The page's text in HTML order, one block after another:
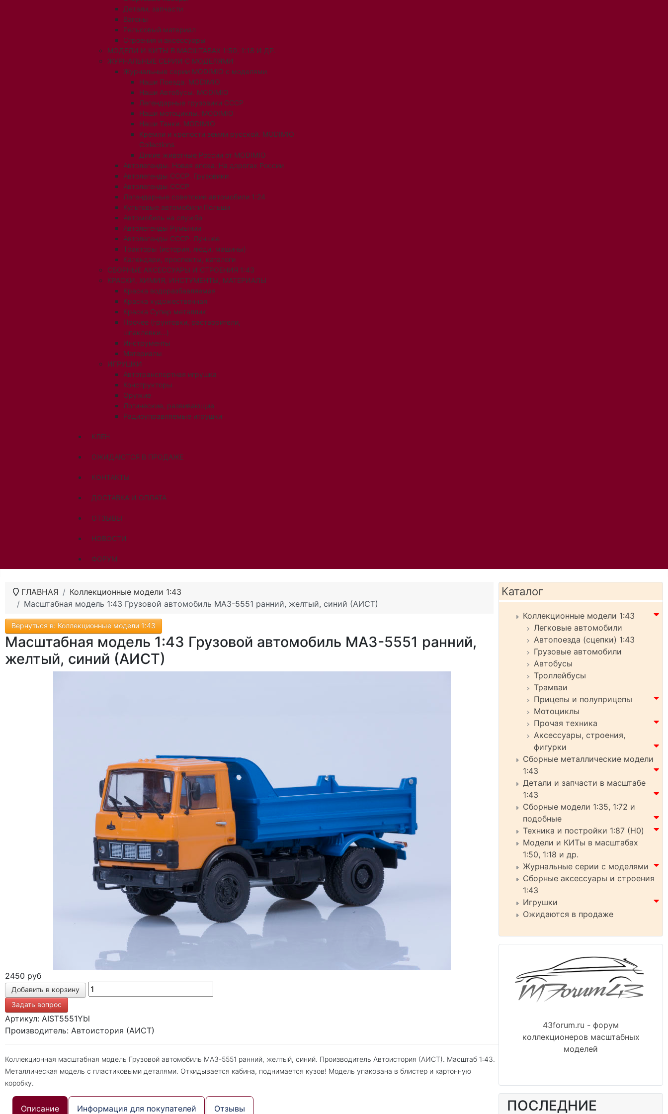
Детали, запчасти
Вагоны
Рельсовый материал
Строения и аксессуары
МОДЕЛИ И КИТЫ В МАСШТАБАХ 1:50, 1:18 И ДР.
ЖУРНАЛЬНЫЕ СЕРИИ С МОДЕЛЯМИ
Журнальные серии MODIMIO с моделями
Наши Поезда. MODIMIO
Наши Автобусы. MODIMIO
Легендарные грузовики СССР
Наши мотоциклы. MODIMIO
Наши Танки. MODIMIO
Кремли и крепости земли русской. MODIMIO
Collections
Дикие животные России от MODIMIO
Автолегенды. Новая эпоха. На дорогах России
Автолегенды СССР. Грузовики
Автолегенды СССР
Легендарные советские автомобили 1:24
Культовые автомобили Польши
Автомобиль на службе
Автолегенды Румынии
Автолегенды СССР. Лучшее
Тракторы (история, люди, машины)
Календари, проспекты, каталоги
СБОРНЫЕ АКСЕССУАРЫ И СТРОЕНИЯ 1:43
КРАСКИ, ХИМИЯ, ИНСТУМЕНТЫ, МАТЕРИАЛЫ
Краска водоразбавляемая
Краска художественная
Краска Супер металлик
Прочее (грунтовки, растворители,
шпаклевки...)
Инструменты
Материалы
ИГРУШКИ
Автотранспортная игрушка
Конструкторы
Оружие
Логические, развивающие
Радиоуправляемые игрушки
КЛЕН
ОЖИДАЮТСЯ В ПРОДАЖЕ
КОНТАКТЫ
ДОСТАВКА И ОПЛАТА
ОТЗЫВЫ
НОВОСТИ
ФОРУМ
ГЛАВНАЯ
Коллекционные модели 1:43
Масштабная модель 1:43 Грузовой автомобиль МАЗ-5551 ранний, желтый, синий (АИСТ)
Вернуться в: Коллекционные модели 1:43
Масштабная модель 1:43 Грузовой автомобиль МАЗ-5551 ранний,
желтый, синий (АИСТ)
2450 руб
Задать вопрос
Артикул: AIST5551Ybl
Производитель: Автоистория (АИСТ)
Коллекционная масштабная модель Грузовой автомобиль МАЗ-5551 ранний, желтый, синий. Производитель Автоистория (АИСТ). Масштаб 1:43.
Металлическая модель с пластиковыми деталями. Откидывается кабина, поднимается кузов! Модель упакована в блистер и картонную
коробку.
Описание Информация для покупателей Отзывы
Каталог
Коллекционные модели 1:43
Легковые автомобили
Автопоезда (сцепки) 1:43
Грузовые автомобили
Автобусы
Троллейбусы
Трамваи
Прицепы и полуприцепы
Мотоциклы
Прочая техника
Аксессуары, строения,
фигурки
Сборные металлические модели
1:43
Детали и запчасти в масштабе
1:43
Сборные модели 1:35, 1:72 и
подобные
Техника и постройки 1:87 (H0)
Модели и КИТы в масштабах
1:50, 1:18 и др.
Журнальные серии с моделями
Сборные аксессуары и строения
1:43
Игрушки
Ожидаются в продаже
43forum.ru - форум
коллекционеров масштабных
моделей
ПОСЛЕДНИЕ